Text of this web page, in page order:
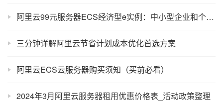
阿里云99元服务器ECS经济型e实例：中小型企业和个人性价比首选
三分钟详解阿里云节省计划成本优化首选方案
阿里云ECS云服务器购买须知（买前必看）
2024年3月阿里云服务器租用优惠价格表_活动政策整理